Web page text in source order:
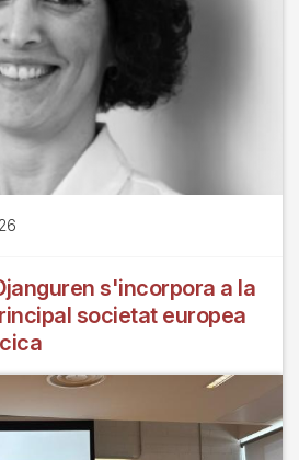
s'incorpora a la
societat europea